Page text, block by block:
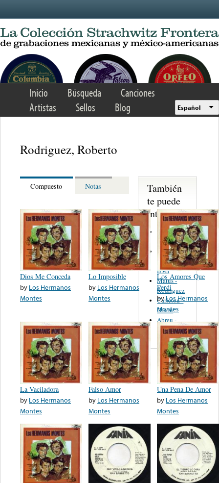
Inicio Búsqueda
Canciones
Artistas
Sellos Blog Español
Rodriguez, Roberto
Compuesto Notas
Dios Me Conceda
by Los Hermanos
Montes
Lo Imposible
by Los Hermanos
Montes
Los Amores Que
Perdi
byLos Hermanos
Montes
La Vaciladora
by Los Hermanos
Montes
Falso Amor
by Los Hermanos
Montes
Una Pena De Amor
by Los Hermanos
Montes
También
te puede
interesar...
Martinez,
Felipe
Performance
Music Co.
BMI
Matus -
Rodriguez
Carleton -
Dixon
Abreu -
Oliverira